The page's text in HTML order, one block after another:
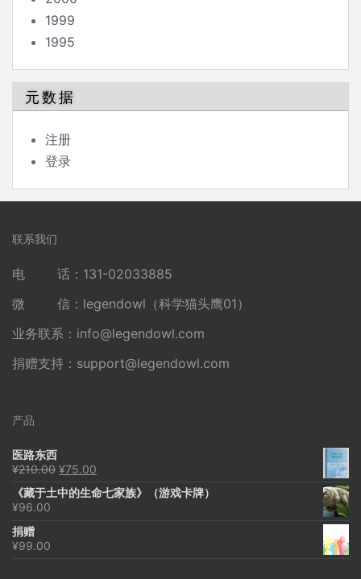
1999
1995
元数据
注册
登录
联系我们
电 话：131-02033885
微 信：legendowl（科学猫头鹰01）
业务联系： info@legendowl.com
捐赠支持： support@legendowl.com
产品
医路东西
¥210.00 原
为：
¥75.00
价
《藏于土中的生命七家族》（游戏卡牌）
¥96.00
捐赠
¥99.00